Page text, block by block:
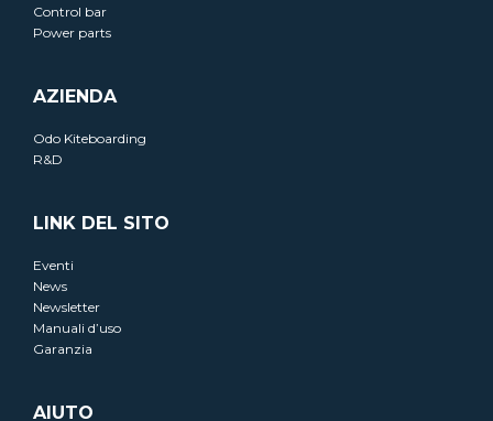
Control bar
Power parts
AZIENDA
Odo Kiteboarding
R&D
LINK DEL SITO
Eventi
News
Newsletter
Manuali d’uso
Garanzia
AIUTO